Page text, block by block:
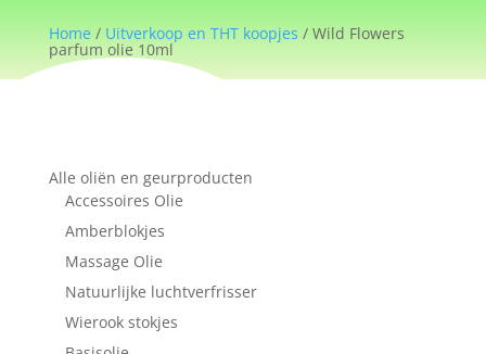
Home / Uitverkoop en THT koopjes / Wild Flowers
parfum olie 10ml
Alle oliën en geurproducten
Accessoires Olie
Amberblokjes
Massage Olie
Natuurlijke luchtverfrisser
Wierook stokjes